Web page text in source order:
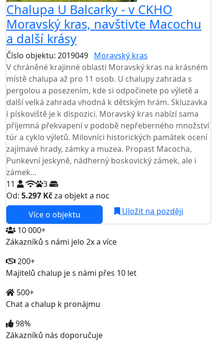
Chalupa U Balcarky - v CKHO
Moravský kras, navštivte Macochu
a další krásy
Číslo objektu: 2019049 Moravský kras
V chráněné krajinné oblasti Moravský kras na krásném
místě chalupa až pro 11 osob. U chalupy zahrada s
pergolou a posezením, kde si odpočinete po výletě a
další velká zahrada vhodná k dětským hrám. Skluzavka
i pískoviště je k dispozici. Moravský kras nabízí sama
příjemná překvapení v podobě nepřeberného množství
túr a cyklo výletů. Milovníci historických památek ocení
zajímavé hrady, zámky a muzea. Propast Macocha,
Punkevní jeskyně, nádherný boskovický zámek, ale i
zámek...
11
3
Od: 5.297 Kčza objekt a noc
Více o objektu
Uložit na později
10 000+
Zákazníků s námi jelo 2x a více
200+
Majitelů chalup je s námi přes 10 let
500+
Chat a chalup k pronájmu
98%
Zákazníků nás doporučuje